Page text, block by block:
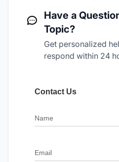
Have a
Topic?
Get personalized
respond within 24